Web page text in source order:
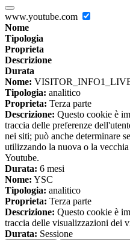
www.youtube.com
Nome
Tipologia
Proprieta
Descrizione
Durata
Nome:
Tipologia: analitico
Proprieta: Terza parte
Descrizione: Questo cookie è
traccia delle preferenze
nei siti; può anche determinare
utilizzando la nuova o la
Youtube.
Durata: 6 mesi
Nome: YSC
Tipologia: analitico
Proprieta: Terza parte
Descrizione: Questo cookie è
traccia delle visualizzazioni dei
Durata: Sessione